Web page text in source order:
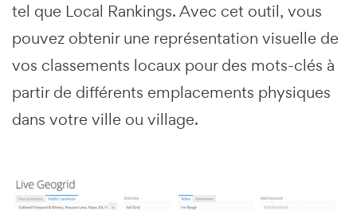
tel que Local Rankings. Avec cet outil, vous
pouvez obtenir une représentation visuelle de
vos classements locaux pour des mots-clés à
partir de différents emplacements physiques
dans votre ville ou village.